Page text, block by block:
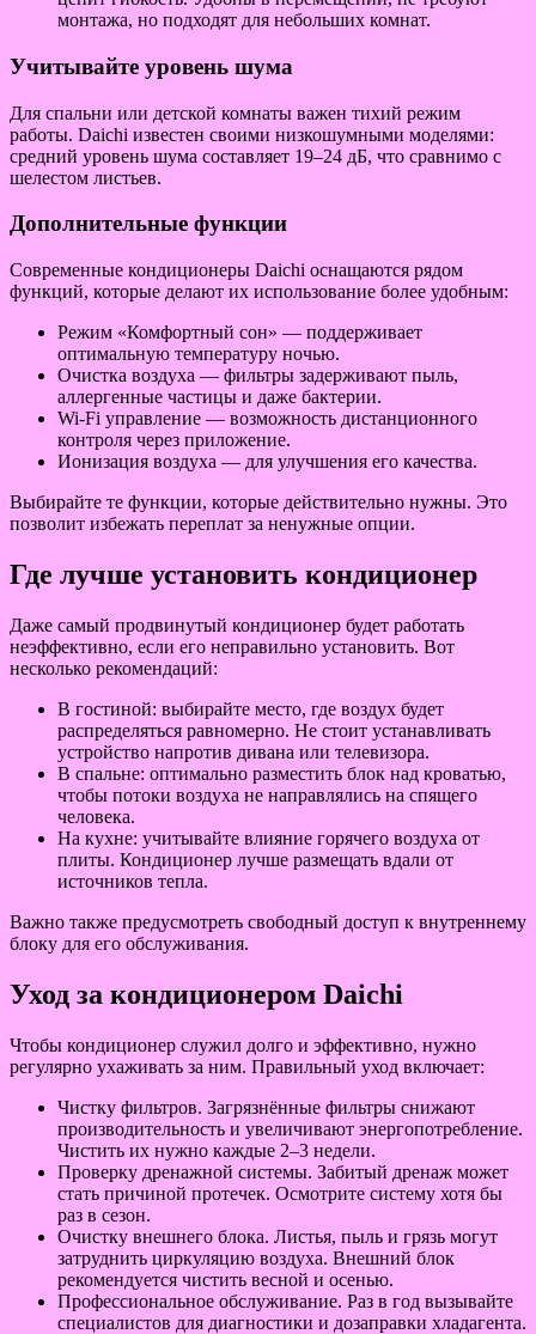
монтажа, но подходят для небольших комнат.
Учитывайте уровень шума
Для спальни или детской комнаты важен тихий режим
работы. Daichi известен своими низкошумными моделями:
средний уровень шума составляет 19–24 дБ, что сравнимо с
шелестом листьев.
Дополнительные функции
Современные кондиционеры Daichi оснащаются рядом
функций, которые делают их использование более удобным:
Режим «Комфортный сон» — поддерживает
оптимальную температуру ночью.
Очистка воздуха — фильтры задерживают пыль,
аллергенные частицы и даже бактерии.
Wi-Fi управление — возможность дистанционного
контроля через приложение.
Ионизация воздуха — для улучшения его качества.
Выбирайте те функции, которые действительно нужны. Это
позволит избежать переплат за ненужные опции.
Где лучше установить кондиционер
Даже самый продвинутый кондиционер будет работать
неэффективно, если его неправильно установить. Вот
несколько рекомендаций:
В гостиной: выбирайте место, где воздух будет
распределяться равномерно. Не стоит устанавливать
устройство напротив дивана или телевизора.
В спальне: оптимально разместить блок над кроватью,
чтобы потоки воздуха не направлялись на спящего
человека.
На кухне: учитывайте влияние горячего воздуха от
плиты. Кондиционер лучше размещать вдали от
источников тепла.
Важно также предусмотреть свободный доступ к внутреннему
блоку для его обслуживания.
Уход за кондиционером Daichi
Чтобы кондиционер служил долго и эффективно, нужно
регулярно ухаживать за ним. Правильный уход включает:
Чистку фильтров. Загрязнённые фильтры снижают
производительность и увеличивают энергопотребление.
Чистить их нужно каждые 2–3 недели.
Проверку дренажной системы. Забитый дренаж может
стать причиной протечек. Осмотрите систему хотя бы
раз в сезон.
Очистку внешнего блока. Листья, пыль и грязь могут
затруднить циркуляцию воздуха. Внешний блок
рекомендуется чистить весной и осенью.
Профессиональное обслуживание. Раз в год вызывайте
специалистов для диагностики и дозаправки хладагента.